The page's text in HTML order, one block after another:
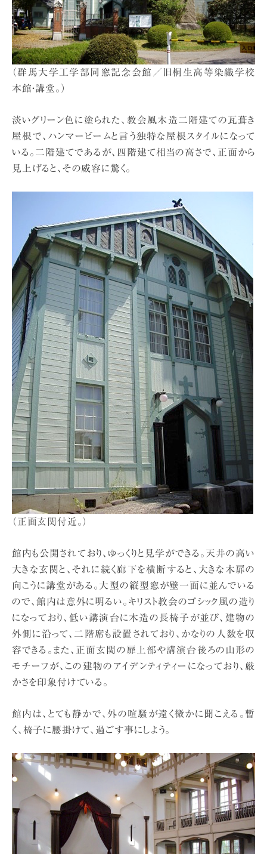
（群馬大学工学部同窓記念会館／旧桐生高等染織学校
本館・講堂。）
淡いグリーン色に塗られた、教会風木造二階建ての瓦葺き
屋根で、ハンマービームと言う独特な屋根スタイルになって
いる。二階建てであるが、四階建て相当の高さで、正面から
見上げると、その威容に驚く。
（正面玄関付近。）
館内も公開されており、ゆっくりと見学ができる。天井の高い
大きな玄関と、それに続く廊下を横断すると、大きな木扉の
向こうに講堂がある。大型の縦型窓が壁一面に並んでいる
ので、館内は意外に明るい。キリスト教会のゴシック風の造り
になっており、低い講演台に木造の長椅子が並び、建物の
外側に沿って、二階席も設置されており、かなりの人数を収
容できる。また、正面玄関の扉上部や講演台後ろの山形の
モチーフが、この建物のアイデンティティーになっており、厳
かさを印象付けている。
館内は、とても静かで、外の喧騒が遠く微かに聞こえる。暫
く、椅子に腰掛けて、過ごす事にしよう。